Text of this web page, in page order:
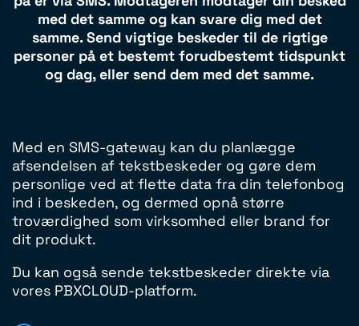
med det samme og kan svare dig med det
samme. Send vigtige beskeder til de rigtige
personer på et bestemt forudbestemt tidspunkt
og dag, eller send dem med det samme.
Med en SMS-gateway kan du planlægge
afsendelsen af ​​tekstbeskeder og gøre dem
personlige ved at flette data fra din telefonbog
ind i beskeden, og dermed opnå større
troværdighed som virksomhed eller brand for
dit produkt.
Du kan også sende tekstbeskeder direkte via
vores PBXCLOUD-platform.